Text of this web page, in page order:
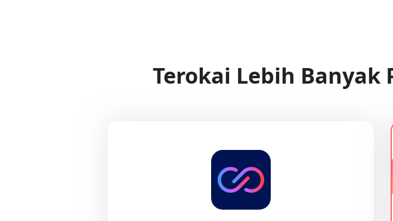
Terokai Lebih Banyak